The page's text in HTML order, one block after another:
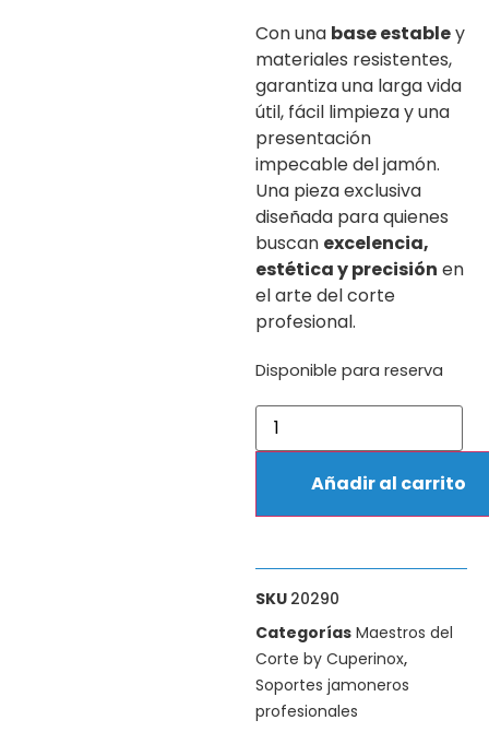
Con una base establey
materiales resistentes,
garantiza una larga vida
útil, fácil limpieza y una
presentación
impecable del jamón.
Una pieza exclusiva
diseñada para quienes
buscan excelencia,
estética y precisión en
el arte del corte
profesional.
Disponible para reserva
Añadir al carrito
SKU 20290
Categorías Maestros del
Corte by Cuperinox,
Soportes jamoneros
profesionales